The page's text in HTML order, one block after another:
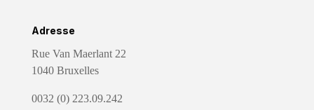
Adresse
Rue Van Maerlant 22
1040 Bruxelles
0032 (0) 223.09.242